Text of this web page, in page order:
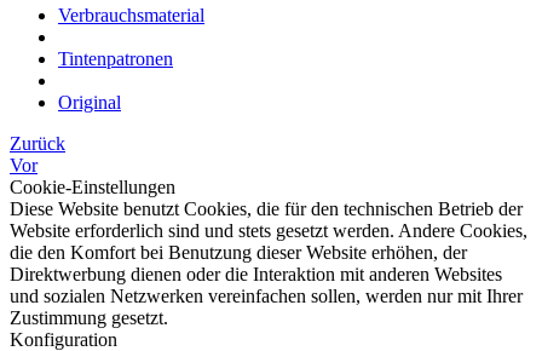
Verbrauchsmaterial
Tintenpatronen
Original
Zurück
Vor
Cookie-Einstellungen
Diese Website benutzt Cookies, die für den technischen Betrieb der
Website erforderlich sind und stets gesetzt werden. Andere Cookies,
die den Komfort bei Benutzung dieser Website erhöhen, der
Direktwerbung dienen oder die Interaktion mit anderen Websites
und sozialen Netzwerken vereinfachen sollen, werden nur mit Ihrer
Zustimmung gesetzt.
Konfiguration